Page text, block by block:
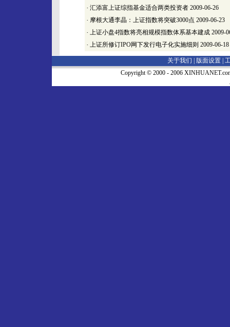
· 汇添富上证综指基金适合两类投资者 2009-06-26
· 摩根大通李晶：上证指数将突破3000点 2009-06-23
· 上证小盘4指数将亮相规模指数体系基本建成 2009-
· 上证所修订IPO网下发行电子化实施细则 2009-06-18
关于我们 | 版面设置
Copyright © 2000 - 2006